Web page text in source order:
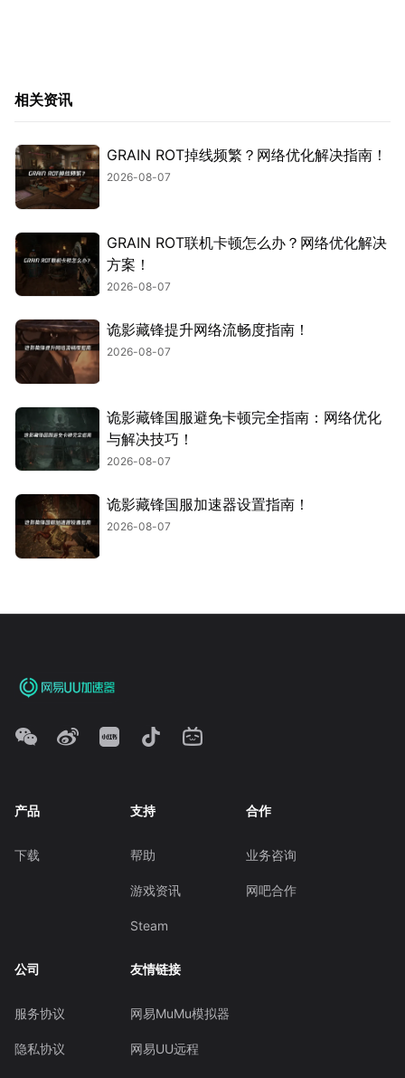
相关资讯
GRAIN ROT掉线频繁？网络优化解决指南！
2026-08-07
GRAIN ROT联机卡顿怎么办？网络优化解决
方案！
2026-08-07
诡影藏锋提升网络流畅度指南！
2026-08-07
诡影藏锋国服避免卡顿完全指南：网络优化
与解决技巧！
2026-08-07
诡影藏锋国服加速器设置指南！
2026-08-07
产品
下载
支持
帮助
游戏资讯
Steam
合作
业务咨询
网吧合作
公司
服务协议
隐私协议
友情链接
网易MuMu模拟器
网易UU远程